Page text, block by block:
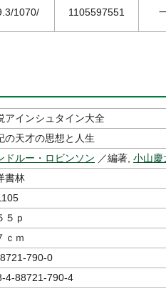
1070/ 1105597551
アインシュタイン大全
の天才の思想と人生
ドルー・ロビンソン ／編著, 小山慶
書林
５ｐ
ｃｍ
790-0
4-88721-790-4